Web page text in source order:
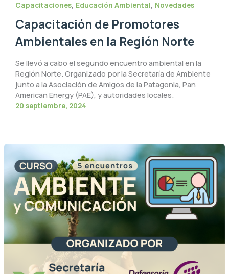
Capacitaciones, Educación Ambiental, Novedades
Capacitación de Promotores
Ambientales en la Región Norte
Se llevó a cabo el segundo encuentro ambiental en la
Región Norte. Organizado por la Secretaría de Ambiente
junto a la Asociación de Amigos de la Patagonia, Pan
American Energy (PAE), y autoridades locales.
20 septiembre, 2024